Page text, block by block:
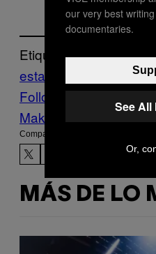
Etiquetado:
estado del arte
Follow Us On Discover
Make Us Preferred In
Compartir:
MÁS DE LO
our very best
documentaries.
See All
Or,